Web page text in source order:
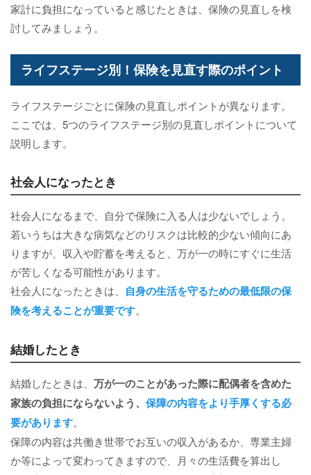
家計に負担になっていると感じたときは、保険の見直しを検
討してみましょう。
ライフステージ別！保険を見直す際のポイント
ライフステージごとに保険の見直しポイントが異なります。
ここでは、5つのライフステージ別の見直しポイントについて
説明します。
社会人になったとき
社会人になるまで、自分で保険に入る人は少ないでしょう。
若いうちは大きな病気などのリスクは比較的少ない傾向にあ
りますが、収入や貯蓄を考えると、万が一の時にすぐに生活
が苦しくなる可能性があります。
社会人になったときは、 自身の生活を守るための最低限の保
険を考えることが重要です。
結婚したとき
結婚したときは、 万が一のことがあった際に配偶者を含めた
家族の負担にならないよう、 保障の内容をより手厚くする必
要があります。
保障の内容は共働き世帯でお互いの収入があるか、専業主婦
か等によって変わってきますので、月々の生活費を算出し